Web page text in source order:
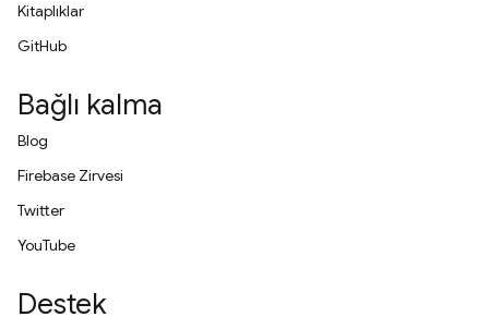
Kitaplıklar
GitHub
Bağlı kalma
Blog
Firebase Zirvesi
Twitter
YouTube
Destek